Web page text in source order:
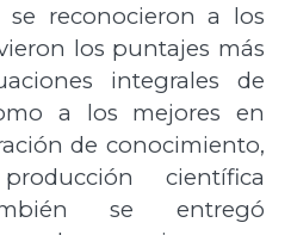
reconocieron a los
los puntajes más
integrales de
a los mejores en
de conocimiento,
científica
se entregó